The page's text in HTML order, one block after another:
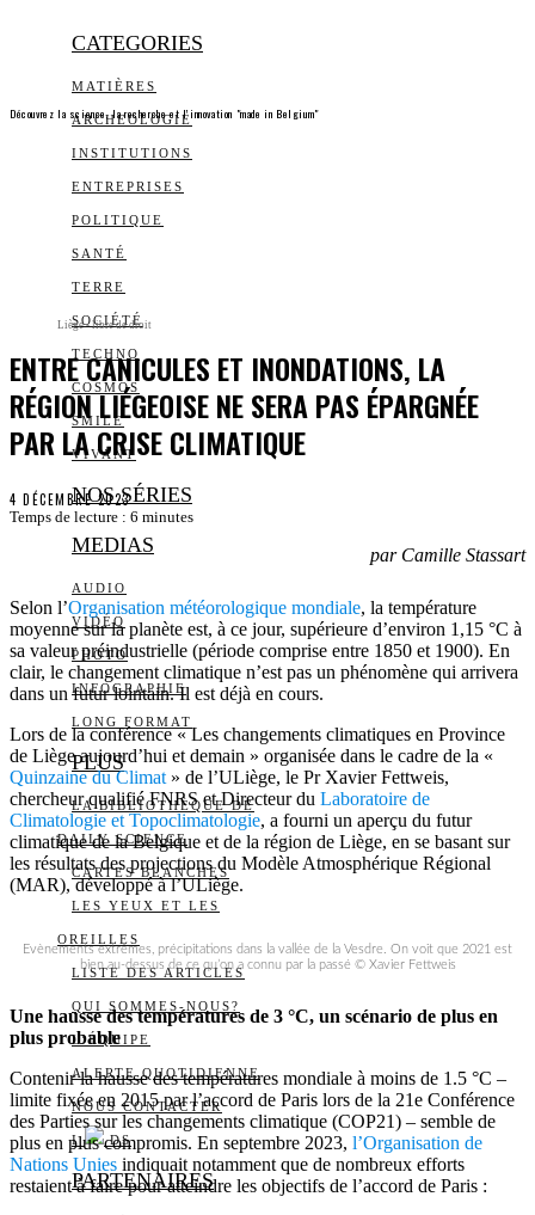
CATEGORIES
MATIÈRES
ARCHEOLOGIE
INSTITUTIONS
ENTREPRISES
POLITIQUE
SANTÉ
TERRE
SOCIÉTÉ
TECHNO
COSMOS
SMILE
VIVANT
NOS SÉRIES
MEDIAS
AUDIO
VIDÉO
PHOTO
INFOGRAPHIE
LONG FORMAT
PLUS
LA BIBLIOTHÈQUE DE
DAILY SCIENCE
CARTES BLANCHES
LES YEUX ET LES
OREILLES
LISTE DES ARTICLES
QUI SOMMES-NOUS?
L’ÉQUIPE
ALERTE QUOTIDIENNE
NOUS CONTACTER
I DS
PARTENAIRES
Découvrez la science, la recherche et l’innovation "made in Belgium"
Liège - libre de droit
ENTRE CANICULES ET INONDATIONS, LA
RÉGION LIÉGEOISE NE SERA PAS ÉPARGNÉE
PAR LA CRISE CLIMATIQUE
4 DÉCEMBRE 2023
Temps de lecture : 6 minutes
par Camille Stassart
Selon l’Organisation météorologique mondiale, la température
moyenne sur la planète est, à ce jour, supérieure d’environ 1,15 °C à
sa valeur préindustrielle (période comprise entre 1850 et 1900). En
clair, le changement climatique n’est pas un phénomène qui arrivera
dans un futur lointain. Il est déjà en cours.
Lors de la conférence « Les changements climatiques en Province
de Liège aujourd’hui et demain » organisée dans le cadre de la «
Quinzaine du Climat » de l’ULiège, le Pr Xavier Fettweis,
chercheur qualifié FNRS et Directeur du Laboratoire de
Climatologie et Topoclimatologie, a fourni un aperçu du futur
climatique de la Belgique et de la région de Liège, en se basant sur
les résultats des projections du Modèle Atmosphérique Régional
(MAR), développé à l’ULiège.
Evènements extrêmes, précipitations dans la vallée de la Vesdre. On voit que 2021 est
bien au-dessus de ce qu’on a connu par la passé © Xavier Fettweis
Une hausse des températures de 3 °C, un scénario de plus en
plus probable
Contenir la hausse des températures mondiale à moins de 1.5 °C –
limite fixée en 2015 par l’accord de Paris lors de la 21e Conférence
des Parties sur les changements climatique (COP21) – semble de
plus en plus compromis. En septembre 2023, l’Organisation de
Nations Unies indiquait notamment que de nombreux efforts
restaient à faire pour atteindre les objectifs de l’accord de Paris :